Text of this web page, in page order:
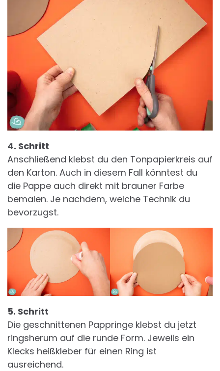
4. Schritt
Anschließend klebst du den Tonpapierkreis auf
den Karton. Auch in diesem Fall könntest du
die Pappe auch direkt mit brauner Farbe
bemalen. Je nachdem, welche Technik du
bevorzugst.
5. Schritt
Die geschnittenen Pappringe klebst du jetzt
ringsherum auf die runde Form. Jeweils ein
Klecks heißkleber für einen Ring ist
ausreichend.